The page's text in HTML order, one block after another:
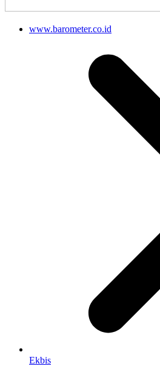
www.barometer.co.id
Ekbis